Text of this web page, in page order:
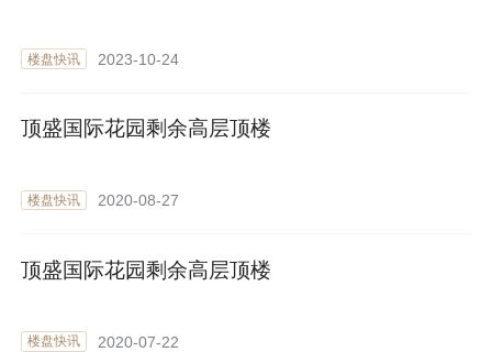
楼盘快讯 2023-10-24
顶盛国际花园剩余高层顶楼
楼盘快讯 2020-08-27
顶盛国际花园剩余高层顶楼
楼盘快讯 2020-07-22